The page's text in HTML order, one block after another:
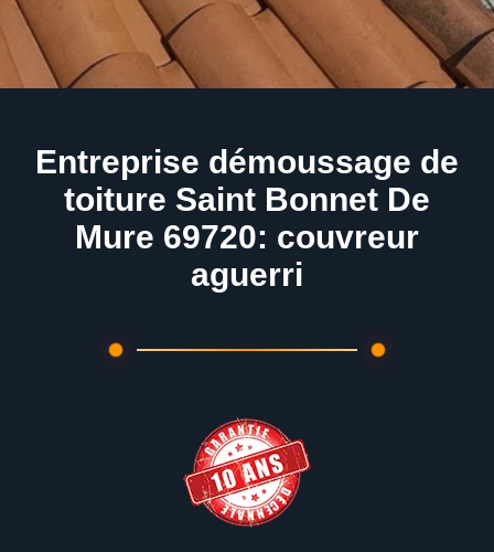
Entreprise démoussage de
toiture Saint Bonnet De
Mure 69720: couvreur
aguerri